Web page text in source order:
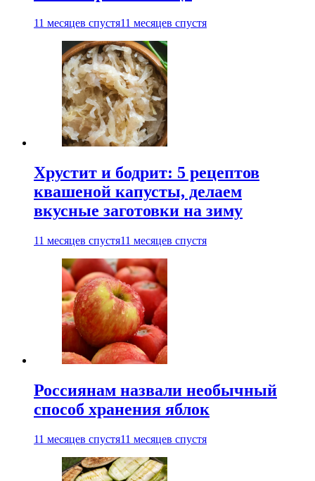
11 месяцев спустя11 месяцев спустя
Хрустит и бодрит: 5 рецептов
квашеной капусты, делаем
вкусные заготовки на зиму
11 месяцев спустя11 месяцев спустя
Россиянам назвали необычный
способ хранения яблок
11 месяцев спустя11 месяцев спустя